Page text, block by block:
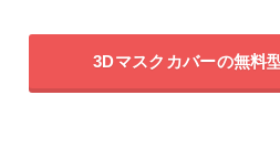
3Dマスクカバーの無料